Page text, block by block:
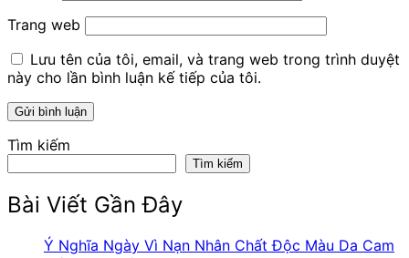
Trang web
Lưu tên của tôi, email, và trang web trong trình duyệt
này cho lần bình luận kế tiếp của tôi.
Tìm kiếm
Tìm kiếm
Bài Viết Gần Đây
Ý Nghĩa Ngày Vì Nạn Nhân Chất Độc Màu Da Cam